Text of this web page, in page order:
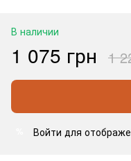
В наличии
1 075 грн 1
Войти для